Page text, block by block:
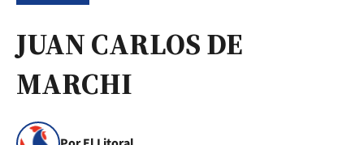
JUAN CARLOS DE
MARCHI